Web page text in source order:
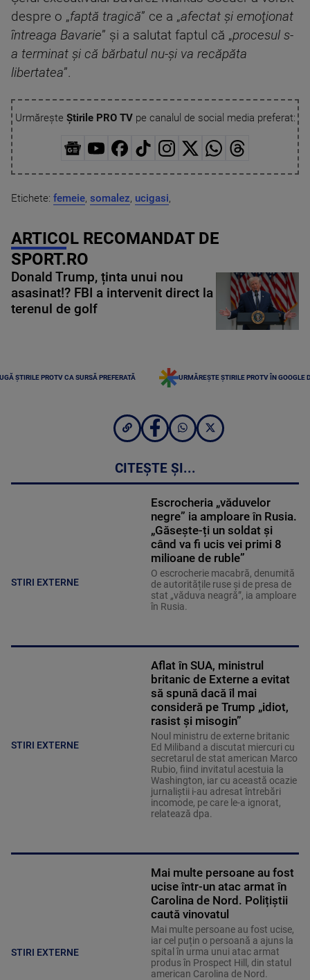
despre o „faptă tragică” ce a „afectat şi emoţionat
întreaga Bavarie” şi a salutat faptul că „procesul s-
a terminat şi că bărbatul nu-şi va recăpăta
libertatea”.
Urmărește Știrile PRO TVpe canalul de social media preferat:
Etichete: femeie, somalez, ucigasi,
ARTICOL RECOMANDAT DE
SPORT.RO
Donald Trump, ținta unui nou
asasinat!? FBI a intervenit direct la
terenul de golf
ȘTIRILE PROTV CA SURSĂ PREFERATĂ URMĂREȘTE ȘTIRILE PROTV ÎN GOOGLE
CITEȘTE ȘI...
STIRI EXTERNE
Escrocheria „văduvelor
negre” ia amploare în Rusia.
„Găsește-ți un soldat și
când va fi ucis vei primi 8
milioane de ruble”
O escrocherie macabră, denumită
de autoritățile ruse și de presa de
stat „văduva neagră”, ia amploare
în Rusia.
STIRI EXTERNE
Aflat în SUA, ministrul
britanic de Externe a evitat
să spună dacă îl mai
consideră pe Trump „idiot,
rasist și misogin”
Noul ministru de externe britanic
Ed Miliband a discutat miercuri cu
secretarul de stat american Marco
Rubio, fiind invitatul acestuia la
Washington, iar cu această ocazie
jurnaliştii i-au adresat întrebări
incomode, pe care le-a ignorat,
relatează dpa.
STIRI EXTERNE
Mai multe persoane au fost
ucise într-un atac armat în
Carolina de Nord. Polițiștii
caută vinovatul
Mai multe persoane au fost ucise,
iar cel puțin o persoană a ajuns la
spital în urma unui atac armat
produs în Prospect Hill, din statul
american Carolina de Nord.